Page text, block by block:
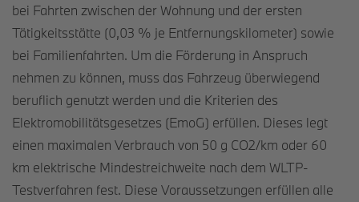
bei Fahrten zwischen der Wohnung und der ersten
Tätigkeitsstätte (0,03 % je Entfernungskilometer) sowie
bei Familienfahrten. Um die Förderung in Anspruch
nehmen zu können, muss das Fahrzeug überwiegend
beruflich genutzt werden und die Kriterien des
Elektromobilitätsgesetzes (EmoG) erfüllen. Dieses legt
einen maximalen Verbrauch von 50 g CO2/km oder 60
km elektrische Mindestreichweite nach dem WLTP-
Testverfahren fest. Diese Voraussetzungen erfüllen alle